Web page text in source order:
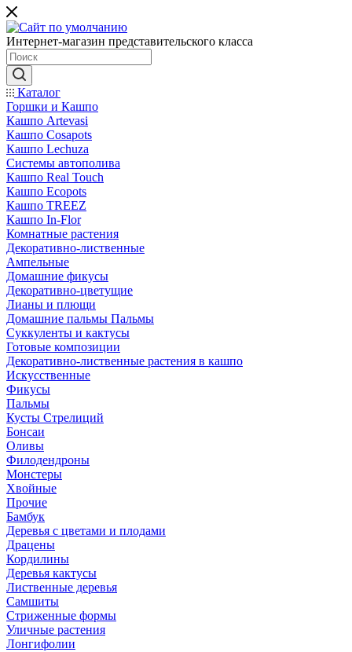
Интернет-магазин представительского класса
Каталог
Горшки и Кашпо
Кашпо Artevasi
Кашпо Cosapots
Кашпо Lechuza
Системы автополива
Кашпо Real Touch
Кашпо Ecopots
Кашпо TREEZ
Кашпо In-Flor
Комнатные растения
Декоративно-лиственные
Ампельные
Домашние фикусы
Декоративно-цветущие
Лианы и плющи
Домашние пальмы Пальмы
Суккуленты и кактусы
Готовые композиции
Декоративно-лиственные растения в кашпо
Искусственные
Фикусы
Пальмы
Кусты Стрелиций
Бонсаи
Оливы
Филодендроны
Монстеры
Хвойные
Прочие
Бамбук
Деревья с цветами и плодами
Драцены
Кордилины
Деревья кактусы
Лиственные деревья
Самшиты
Стриженные формы
Уличные растения
Лонгифолии